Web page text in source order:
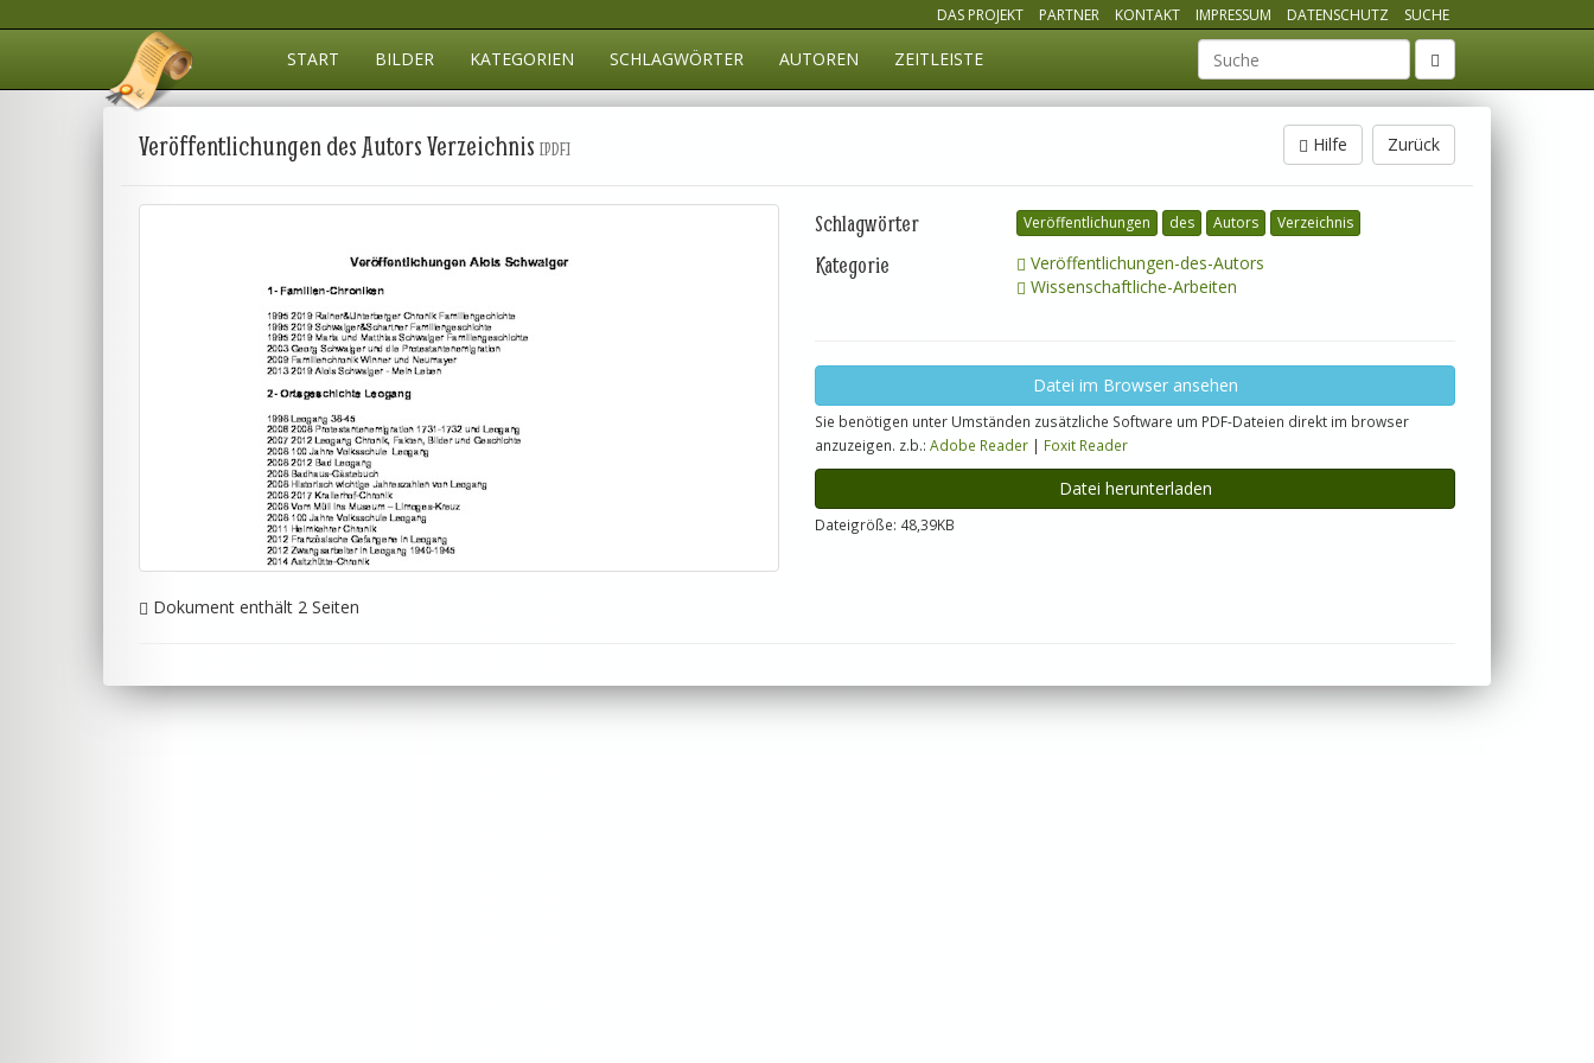
DAS PROJEKT PARTNER KONTAKT IMPRESSUM DATENSCHUTZ SUCHE
START BILDER KATEGORIEN SCHLAGWÖRTER AUTOREN ZEITLEISTE Suchbegriff
Zurück
Hilfe
Veröffentlichungen des Autors Verzeichnis [PDF]
Dokument enthält 2 Seiten
Schlagwörter Veröffentlichungen des Autors Verzeichnis
Kategorie
Veröffentlichungen-des-Autors
Wissenschaftliche-Arbeiten
Datei im Browser ansehen
Sie benötigen unter Umständen zusätzliche Software um PDF-Dateien direkt im browser
anzuzeigen. z.b.: Adobe Reader | Foxit Reader
Datei herunterladen
Dateigröße: 48,39KB